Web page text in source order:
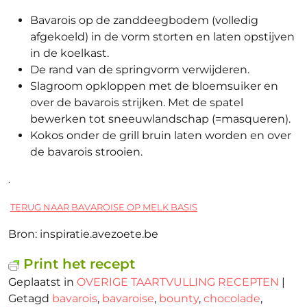
Bavarois op de zanddeegbodem (volledig
afgekoeld) in de vorm storten en laten opstijven
in de koelkast.
De rand van de springvorm verwijderen.
Slagroom opkloppen met de bloemsuiker en
over de bavarois strijken. Met de spatel
bewerken tot sneeuwlandschap (=masqueren).
Kokos onder de grill bruin laten worden en over
de bavarois strooien.
.
TERUG NAAR BAVAROISE OP MELK BASIS
Bron: inspiratie.avezoete.be
Print het recept
Geplaatst in OVERIGE TAARTVULLING RECEPTEN |
Getagd bavarois, bavaroise, bounty, chocolade,